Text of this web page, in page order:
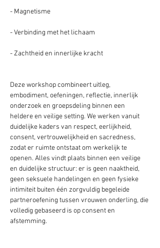
- Magnetisme
- Verbinding met het lichaam
- Zachtheid en innerlijke kracht
Deze workshop combineert uitleg,
embodiment, oefeningen, reflectie, innerlijk
onderzoek en groepsdeling binnen een
heldere en veilige setting. We werken vanuit
duidelijke kaders van respect, eerlijkheid,
consent, vertrouwelijkheid en sacredness,
zodat er ruimte ontstaat om werkelijk te
openen. Alles vindt plaats binnen een veilige
en duidelijke structuur: er is geen naaktheid,
geen seksuele handelingen en geen fysieke
intimiteit buiten één zorgvuldig begeleide
partneroefening tussen vrouwen onderling, die
volledig gebaseerd is op consent en
afstemming.